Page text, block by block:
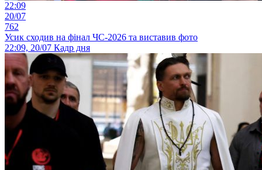
22:09
20/07
762
Усик сходив на фінал ЧС-2026 та виставив фото
22:09, 20/07 Кадр дня